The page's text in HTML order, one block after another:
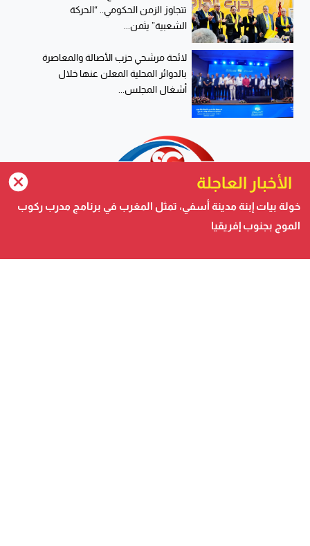
تتجاوز الزمن الحكومي.. “الحركة
الشعبية” يثمن...
لائحة مرشحي حزب الأصالة والمعاصرة
بالدوائر المحلية المعلن عنها خلال
أشغال المجلس...
safigoud media
الأخبار العاجلة
ترامب يجدد تأكيد الاعتراف الأمريكي بمغربية الصحراء في برقية إلى
الملك